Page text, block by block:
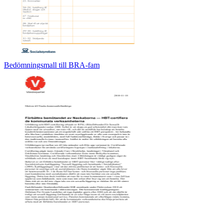
Bedömningsmall till BRA-fam